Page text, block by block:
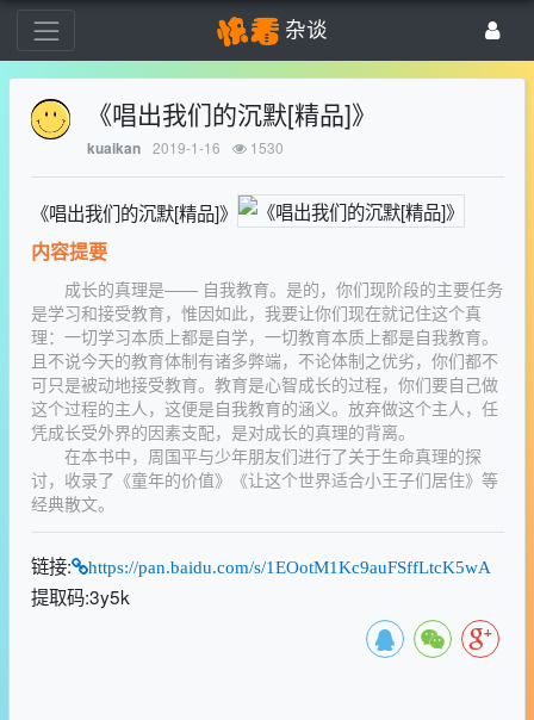
杂谈
《唱出我们的沉默[精品]》
kuaikan 2019-1-16 1530
《唱出我们的沉默[精品]》
内容提要
成长的真理是—— 自我教育。是的，你们现阶段的主要任务
是学习和接受教育，惟因如此，我要让你们现在就记住这个真
理：一切学习本质上都是自学，一切教育本质上都是自我教育。
且不说今天的教育体制有诸多弊端，不论体制之优劣，你们都不
可只是被动地接受教育。教育是心智成长的过程，你们要自己做
这个过程的主人，这便是自我教育的涵义。放弃做这个主人，任
凭成长受外界的因素支配，是对成长的真理的背离。
在本书中，周国平与少年朋友们进行了关于生命真理的探
讨，收录了《童年的价值》《让这个世界适合小王子们居住》等
经典散文。
链接: https://pan.baidu.com/s/1EOotM1Kc9auFSffLtcK5wA
提取码:3y5k